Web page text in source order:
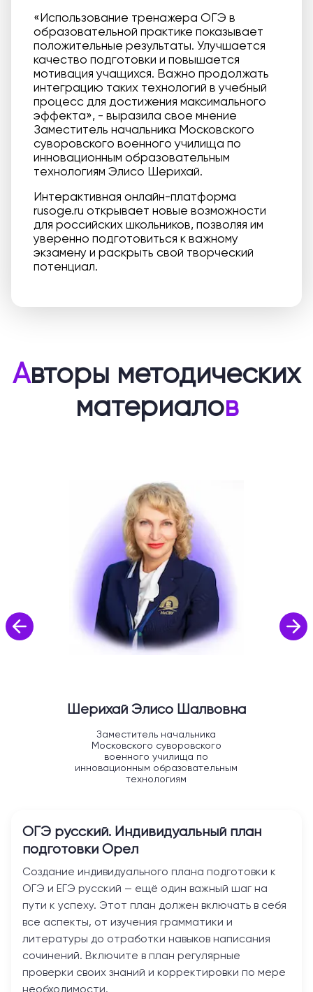
«Использование тренажера ОГЭ в
образовательной практике показывает
положительные результаты. Улучшается
качество подготовки и повышается
мотивация учащихся. Важно продолжать
интеграцию таких технологий в учебный
процесс для достижения максимального
эффекта», - выразила свое мнение
Заместитель начальника Московского
суворовского военного училища по
инновационным образовательным
технологиям Элисо Шерихай.
Интерактивная онлайн-платформа
rusoge.ru открывает новые возможности
для российских школьников, позволяя им
уверенно подготовиться к важному
экзамену и раскрыть свой творческий
потенциал.
Авторы методических
материалов
Шерихай Элисо Шалвовна
Заместитель начальника
Московского суворовского
военного училища по
инновационным образовательным
технологиям
ОГЭ русский. Индивидуальный план
подготовки Орел
Создание индивидуального плана подготовки к
ОГЭ и ЕГЭ русский — ещё один важный шаг на
пути к успеху. Этот план должен включать в себя
все аспекты, от изучения грамматики и
литературы до отработки навыков написания
сочинений. Включите в план регулярные
проверки своих знаний и корректировки по мере
необходимости.